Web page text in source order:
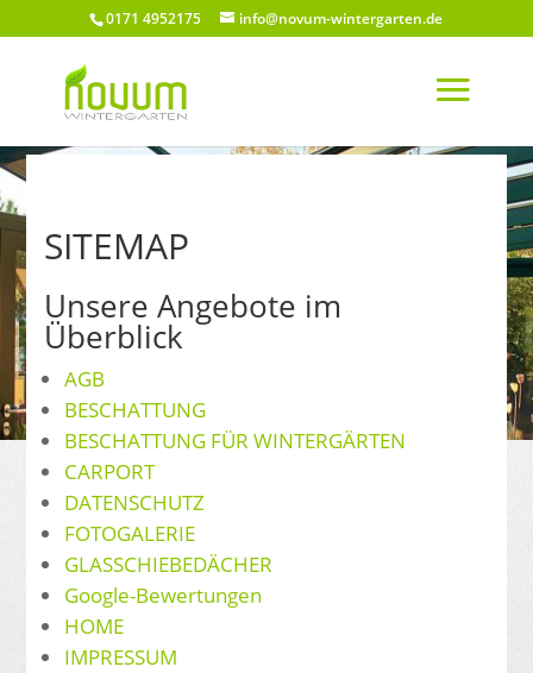
0171 4952175 info@novum-wintergarten.de
SITEMAP
Unsere Angebote im
Überblick
AGB
BESCHATTUNG
BESCHATTUNG FÜR WINTERGÄRTEN
CARPORT
DATENSCHUTZ
FOTOGALERIE
GLASSCHIEBEDÄCHER
Google-Bewertungen
HOME
IMPRESSUM